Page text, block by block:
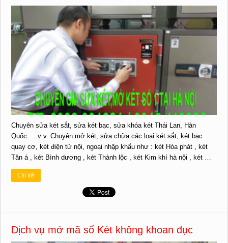
Chuyên sửa két sắt, sửa két bạc, sửa khóa két Thái Lan, Hàn
Quốc…..v v. Chuyên mở két, sửa chữa các loại két sắt, két bạc
quay cơ, két điện tử nội, ngoại nhập khẩu như : két Hòa phát , két
Tân á , két Bình dương , két Thành lộc , két Kim khí hà nội , két …
Chi tiết
Dịch vụ mở mã số Két không khoan đục